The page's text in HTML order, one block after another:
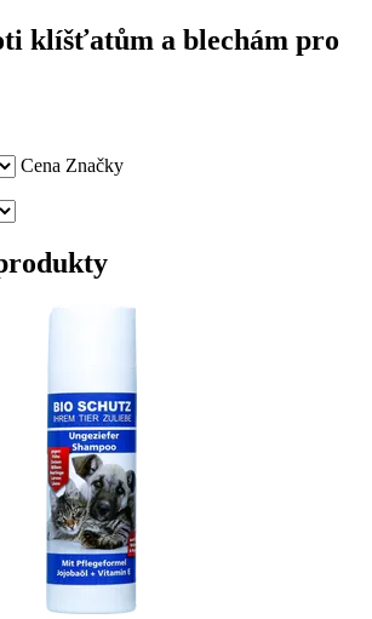
klíšťatům a blechám pro
Cena Značky